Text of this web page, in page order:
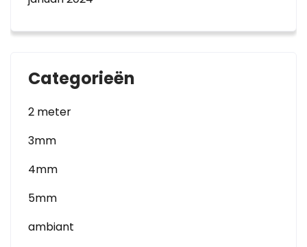
Categorieën
2 meter
3mm
4mm
5mm
ambiant